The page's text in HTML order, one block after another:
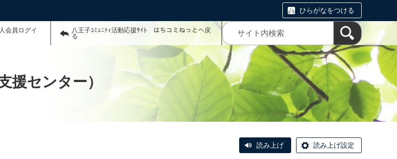
ひらがなをつける
会員ログイ
八王子ｺﾐｭﾆﾃｨ活動応援ｻｲﾄ はちコミねっとへ戻
る
援センター）
読み上げ 読み上げ設定